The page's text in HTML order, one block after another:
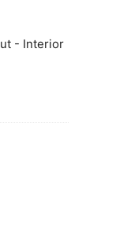
- Interior